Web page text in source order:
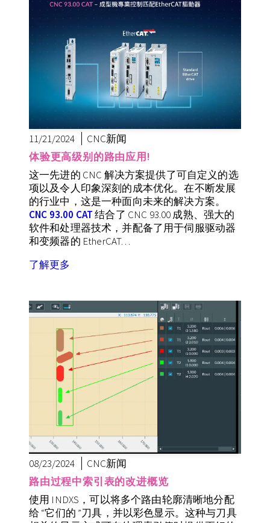
11/21/2024
CNC新闻
体验更高级别的路由应用!
这一先进的 CNC 解决方案提供了可自定义的选
项以及令人印象深刻的成本优化。在不断发展
的行业中，这是一种面向未来的解决方案。
CNC 93.00 CAT结合了 CNC 93.00 成熟、强大的
软件和处理器技术，并配备了用于伺服驱动器
和变频器的 EtherCAT…
了解更多
08/23/2024
CNC新闻
路由过程中索引表的改进概览
使用 INDXS，可以将多个路由轮廓清晰地分配
给 “它们的 ”刀具，并以彩色显示。这种与刀具